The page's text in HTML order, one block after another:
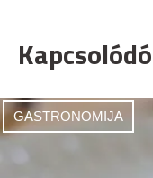
GASTRONOMIJA